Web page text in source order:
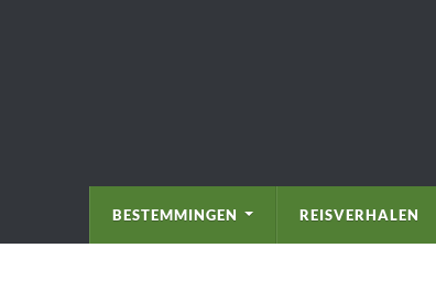
BESTEMMINGEN REISVERHALEN